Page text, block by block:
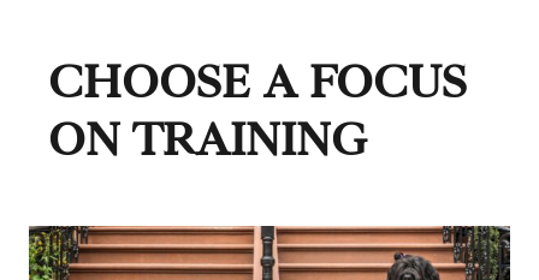
CHOOSE A FOCUS
ON TRAINING